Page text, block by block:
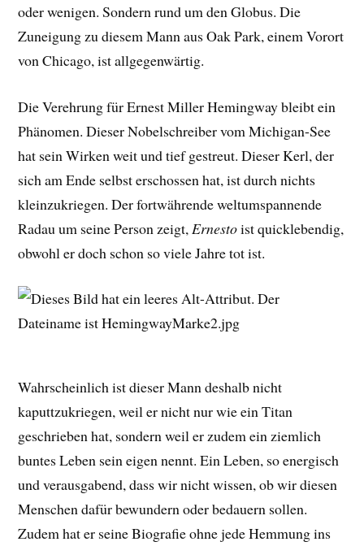
oder wenigen. Sondern rund um den Globus. Die
Zuneigung zu diesem Mann aus Oak Park, einem Vorort
von Chicago, ist allgegenwärtig.
Die Verehrung für Ernest Miller Hemingway bleibt ein
Phänomen. Dieser Nobelschreiber vom Michigan-See
hat sein Wirken weit und tief gestreut. Dieser Kerl, der
sich am Ende selbst erschossen hat, ist durch nichts
kleinzukriegen. Der fortwährende weltumspannende
Radau um seine Person zeigt, Ernestoist quicklebendig,
obwohl er doch schon so viele Jahre tot ist.
Wahrscheinlich ist dieser Mann deshalb nicht
kaputtzukriegen, weil er nicht nur wie ein Titan
geschrieben hat, sondern weil er zudem ein ziemlich
buntes Leben sein eigen nennt. Ein Leben, so energisch
und verausgabend, dass wir nicht wissen, ob wir diesen
Menschen dafür bewundern oder bedauern sollen.
Zudem hat er seine Biografie ohne jede Hemmung ins